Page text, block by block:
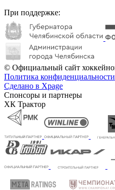
При поддержке:
© Официальный сайт
Политика конфиденциальности
Сделано в Xpage
Спонсоры и партнеры
ХК Трактор